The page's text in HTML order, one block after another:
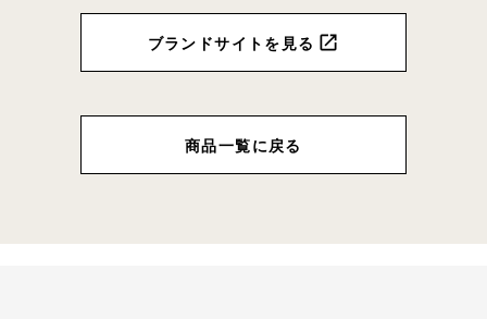
ブランドサイトを見る
商品一覧に戻る